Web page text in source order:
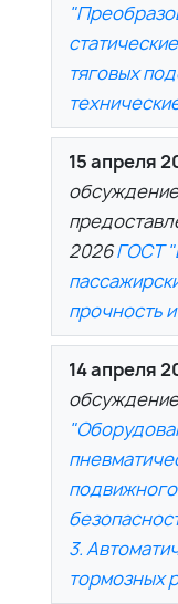
тяговых
15 апреля
2026ГОСТ
прочность
14 апреля
3.
тормозных